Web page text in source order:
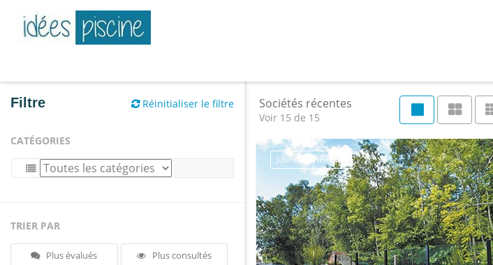
Filtre Réinitialiser le filtre
CATÉGORIES
TRIER PAR
Plus évalués Plus consultés
Sociétés récentes
Voir 15 de 15
Jour de fermeture